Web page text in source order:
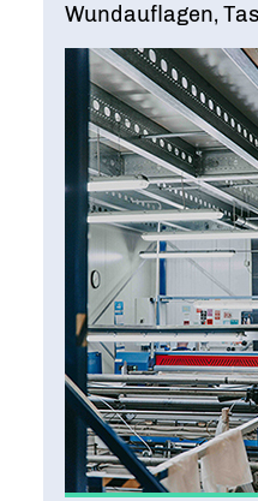
Wundauflagen,